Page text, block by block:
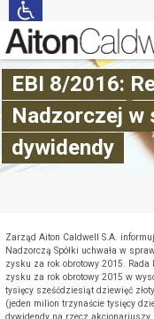
EBI 8/2016:
Nadzorczej w
dywidendy
Zarząd Aiton Caldwell S.A.
Nadzorczą Spółki uchwała w
zysku za rok obrotowy 2015.
zysku za rok obrotowy 2015 w
tysięcy sześćdziesiąt dziewięć
(jeden milion trzynaście tysięcy